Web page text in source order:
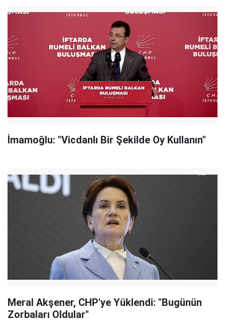
İmamoğlu: "Vicdanlı Bir Şekilde Oy Kullanın"
Meral Akşener, CHP'ye Yüklendi: "Bugünün
Zorbaları Oldular"